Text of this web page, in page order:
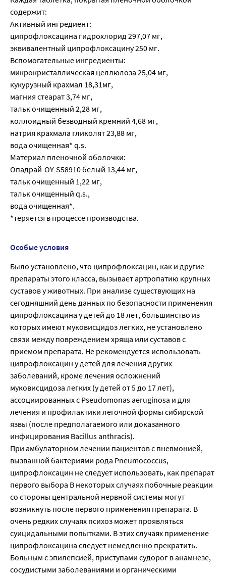
содержит:
Активный ингредиент:
ципрофлоксацина гидрохлорид 297,07 мг,
эквивалентный ципрофлоксацину 250 мг.
Вспомогательные ингредиенты:
микрокристаллическая целлюлоза 25,04 мг,
кукурузный крахмал 18,31мг,
магния стеарат 3,74 мг,
тальк очищенный 2,28 мг,
коллоидный безводный кремний 4,68 мг,
натрия крахмала гликолят 23,88 мг,
вода очищенная* q.s.
Материал пленочной оболочки:
Опадрай-OY-S58910 белый 13,44 мг,
тальк очищенный 1,22 мг,
тальк очищенный q.s.,
вода очищенная*.
*теряется в процессе производства.
Особые условия
Было установлено, что ципрофлоксацин, как и другие
препараты этого класса, вызывает артропатию крупных
суставов у животных. При анализе существующих на
сегодняшний день данных по безопасности применения
ципрофлоксацина у детей до 18 лет, большинство из
которых имеют муковисцидоз легких, не установлено
связи между повреждением хряща или суставов с
приемом препарата. Не рекомендуется использовать
ципрофлоксацин у детей для лечения других
заболеваний, кроме лечения осложнений
муковисцидоза легких (у детей от 5 до 17 лет),
ассоциированных с Pseudomonas aeruginosa и для
лечения и профилактики легочной формы сибирской
язвы (после предполагаемого или доказанного
инфицирования Bacillus anthracis).
При амбулаторном лечении пациентов с пневмонией,
вызванной бактериями рода Pneumococcus,
ципрофлоксацин не следует использовать, как препарат
первого выбора В некоторых случаях побочные реакции
со стороны центральной нервной системы могут
возникнуть после первого применения препарата. В
очень редких случаях психоз может проявляться
суицидальными попытками. В этих случаях применение
ципрофлоксацина следует немедленно прекратить.
Больным с эпилепсией, приступами судорог в анамнезе,
сосудистыми заболеваниями и органическими